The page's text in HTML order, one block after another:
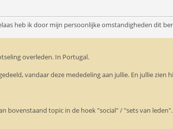
heb ik door mijn persoonlijke omstandigheden dit
overleden. In Portugal.
vandaar deze mededeling aan jullie. En jullie
bovenstaand topic in de hoek "social" / "sets van leden".